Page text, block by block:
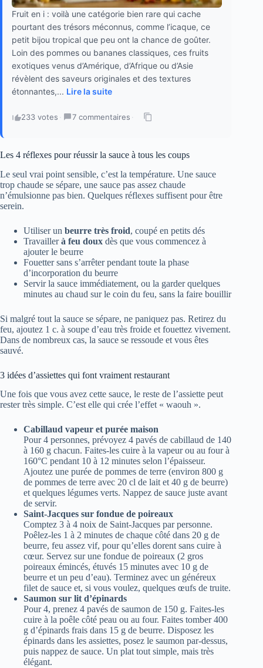
Fruit en i : voilà une catégorie bien rare qui cache
pourtant des trésors méconnus, comme l’icaque, ce
petit bijou tropical que peu ont la chance de goûter.
Loin des pommes ou bananes classiques, ces fruits
exotiques venus d’Amérique, d’Afrique ou d’Asie
révèlent des saveurs originales et des textures
étonnantes,... Lire la suite
233 votes · 7 commentaires ·
Les 4 réflexes pour réussir la sauce à tous les coups
Le seul vrai point sensible, c’est la température. Une sauce
trop chaude se sépare, une sauce pas assez chaude
n’émulsionne pas bien. Quelques réflexes suffisent pour être
serein.
Utiliser un beurre très froid, coupé en petits dés
Travaillerà feu doux dès que vous commencez à
ajouter le beurre
Fouetter sans s’arrêter pendant toute la phase
d’incorporation du beurre
Servir la sauce immédiatement, ou la garder quelques
minutes au chaud sur le coin du feu, sans la faire bouillir
Si malgré tout la sauce se sépare, ne paniquez pas. Retirez du
feu, ajoutez 1 c. à soupe d’eau très froide et fouettez vivement.
Dans de nombreux cas, la sauce se ressoude et vous êtes
sauvé.
3 idées d’assiettes qui font vraiment restaurant
Une fois que vous avez cette sauce, le reste de l’assiette peut
rester très simple. C’est elle qui crée l’effet « waouh ».
Cabillaud vapeur et purée maison
Pour 4 personnes, prévoyez 4 pavés de cabillaud de 140
à 160 g chacun. Faites-les cuire à la vapeur ou au four à
160°C pendant 10 à 12 minutes selon l’épaisseur.
Ajoutez une purée de pommes de terre (environ 800 g
de pommes de terre avec 20 cl de lait et 40 g de beurre)
et quelques légumes verts. Nappez de sauce juste avant
de servir.
Saint-Jacques sur fondue de poireaux
Comptez 3 à 4 noix de Saint-Jacques par personne.
Poêlez-les 1 à 2 minutes de chaque côté dans 20 g de
beurre, feu assez vif, pour qu’elles dorent sans cuire à
cœur. Servez sur une fondue de poireaux (2 gros
poireaux émincés, étuvés 15 minutes avec 10 g de
beurre et un peu d’eau). Terminez avec un généreux
filet de sauce et, si vous voulez, quelques œufs de truite.
Saumon sur lit d’épinards
Pour 4, prenez 4 pavés de saumon de 150 g. Faites-les
cuire à la poêle côté peau ou au four. Faites tomber 400
g d’épinards frais dans 15 g de beurre. Disposez les
épinards dans les assiettes, posez le saumon par-dessus,
puis nappez de sauce. Un plat tout simple, mais très
élégant.